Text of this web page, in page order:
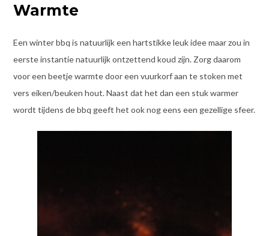
Warmte
Een winter bbq is natuurlijk een hartstikke leuk idee maar zou in
eerste instantie natuurlijk ontzettend koud zijn. Zorg daarom
voor een beetje warmte door een vuurkorf aan te stoken met
vers eiken/beuken hout. Naast dat het dan een stuk warmer
wordt tijdens de bbq geeft het ook nog eens een gezellige sfeer.